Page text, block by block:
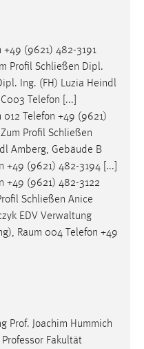
+49 (9621) 482-3191
Profil Schließen Dipl.
Ing. (FH) Luzia Heindl
C003 Telefon [...]
012 Telefon +49 (9621)
Profil Schließen
Amberg, Gebäude B
+49 (9621) 482-3194 [...]
+49 (9621) 482-3122
Schließen Anice
EDV Verwaltung
Raum 004 Telefon +49
Prof. Joachim Hummich
Fakultät